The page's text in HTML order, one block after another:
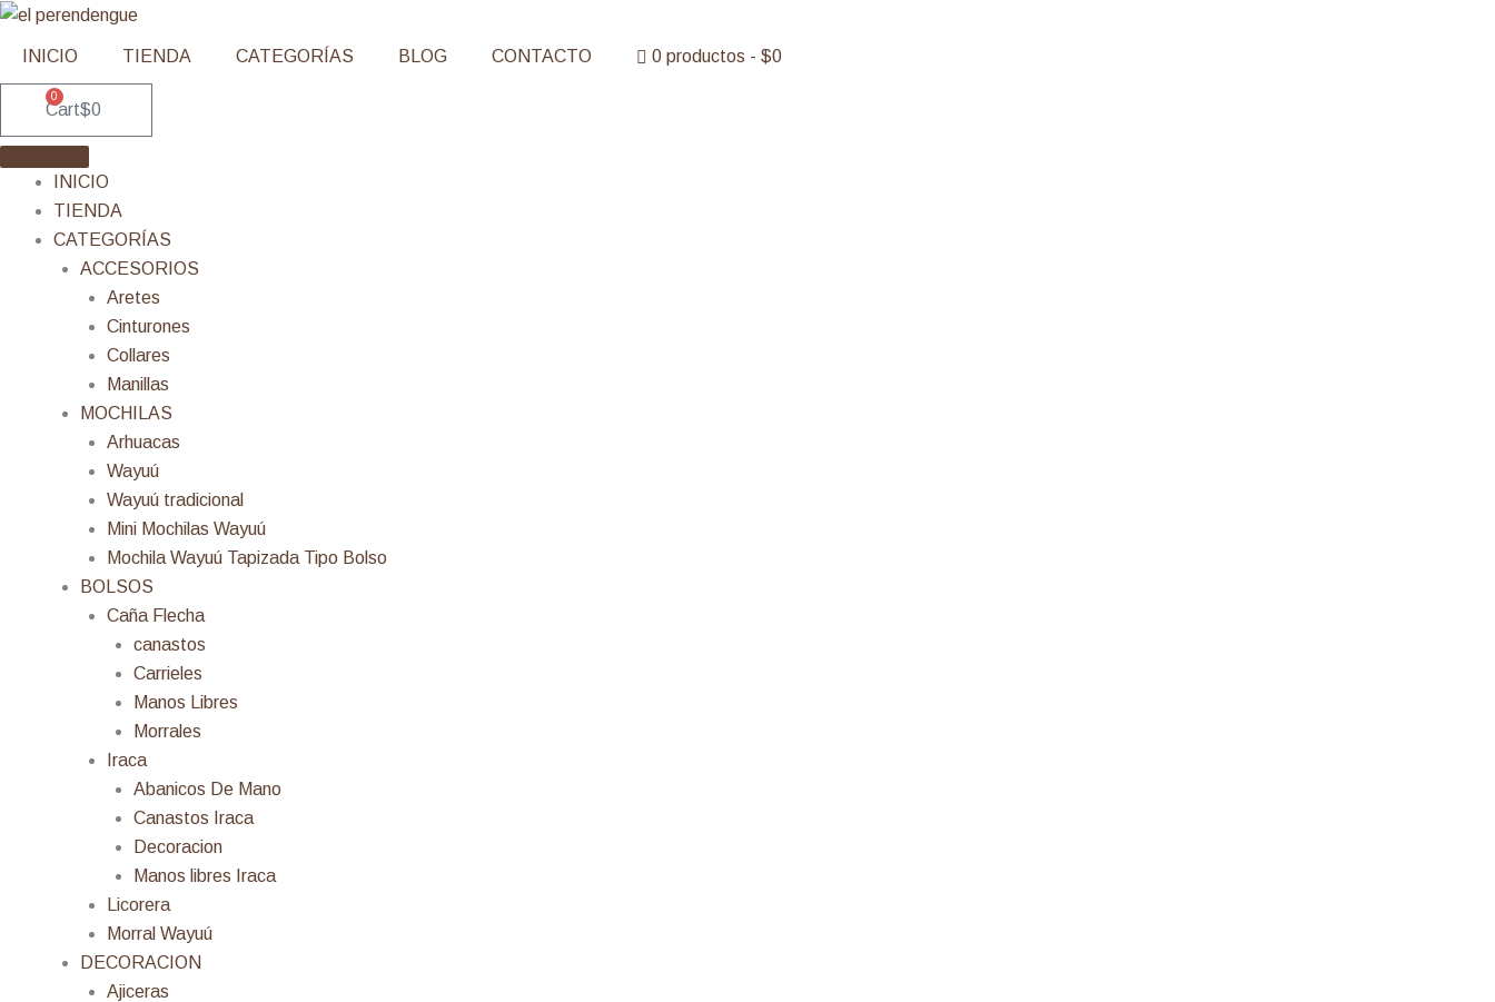
Ir
INICIO TIENDA CATEGORÍAS BLOG CONTACTO 0 productos $0
$0
0
Cart
INICIO
TIENDA
CATEGORÍAS
ACCESORIOS
Aretes
Cinturones
Collares
Manillas
MOCHILAS
Arhuacas
Wayuú
Wayuú tradicional
Mini Mochilas Wayuú
Mochila Wayuú Tapizada Tipo Bolso
BOLSOS
Caña Flecha
canastos
Carrieles
Manos Libres
Morrales
Iraca
Abanicos De Mano
Canastos Iraca
Decoracion
Manos libres Iraca
Licorera
Morral Wayuú
DECORACION
Ajiceras